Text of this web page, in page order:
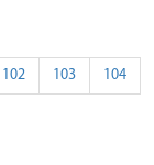
102 103 104